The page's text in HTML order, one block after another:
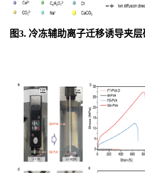
图3. 冷冻辅助离子迁移诱导夹